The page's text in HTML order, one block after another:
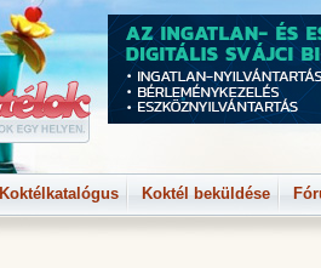
Koktélkatalógus Koktél beküldése